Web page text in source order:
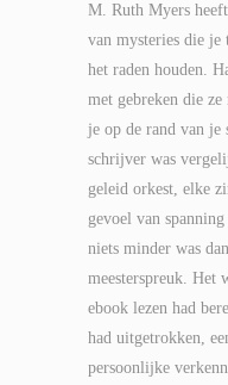
M. Ruth Myers
van mysteries die je
het raden houden.
met gebreken die
je op de rand van je
schrijver was
geleid orkest, elke
gevoel van
niets minder was
meesterspreuk. Het
ebook lezen had
had uitgetrokken,
persoonlijke